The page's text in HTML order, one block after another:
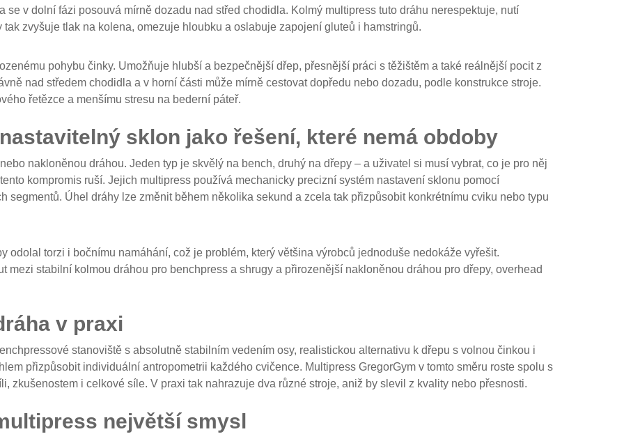
se v dolní fázi posouvá mírně dozadu nad střed chodidla. Kolmý multipress tuto dráhu nerespektuje, nutí
zvyšuje tlak na kolena, omezuje hloubku a oslabuje zapojení gluteů i hamstringů.
pohybu činky. Umožňuje hlubší a bezpečnější dřep, přesnější práci s těžištěm a také reálnější pocit z
nad středem chodidla a v horní části může mírně cestovat dopředu nebo dozadu, podle konstrukce stroje.
řetězce a menšímu stresu na bederní páteř.
sklon jako řešení, které nemá obdoby
nakloněnou dráhou. Jeden typ je skvělý na bench, druhý na dřepy – a uživatel si musí vybrat, co je pro něj
kompromis ruší. Jejich multipress používá mechanicky precizní systém nastavení sklonu pomocí
segmentů. Úhel dráhy lze změnit během několika sekund a zcela tak přizpůsobit konkrétnímu cviku nebo typu
odolal torzi i bočnímu namáhání, což je problém, který většina výrobců jednoduše nedokáže vyřešit.
mezi stabilní kolmou dráhou pro benchpress a shrugy a přirozenější nakloněnou dráhou pro dřepy, overhead
v praxi
stanoviště s absolutně stabilním vedením osy, realistickou alternativu k dřepu s volnou činkou i
přizpůsobit individuální antropometrii každého cvičence. Multipress GregorGym v tomto směru roste spolu s
zkušenostem i celkové síle. V praxi tak nahrazuje dva různé stroje, aniž by slevil z kvality nebo přesnosti.
největší smysl